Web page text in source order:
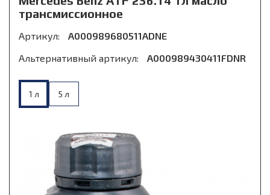
трансмиссионное
Артикул:
A000989680511ADNE
Альтернативный артикул:
A000989430411FDNR
1 л 5 л